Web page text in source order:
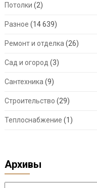
Потолки (2)
Разное (14 639)
Ремонт и отделка (26)
Сад и огород (3)
Сантехника (9)
Строительство (29)
Теплоснабжение (1)
Архивы